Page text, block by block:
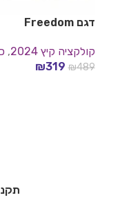
דגם Freedom
קולקציה קיץ 2024 ,
₪489
₪319